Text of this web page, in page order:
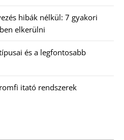
hibák nélkül: 7 gyakori
elkerülni
és a legfontosabb
itató rendszerek